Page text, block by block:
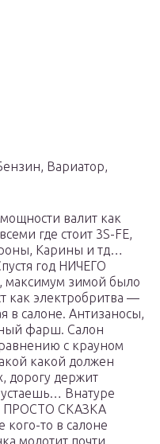
Вариатор,
валит как
где стоит 3S-FE,
Карины и тд…
год НИЧЕГО
зимой было
как электробритва —
салоне. Антизаносы,
фарш. Салон
с крауном
какой должен
дорогу держит
Внатуре
ПРОСТО СКАЗКА
кого-то в салоне
молотит почти